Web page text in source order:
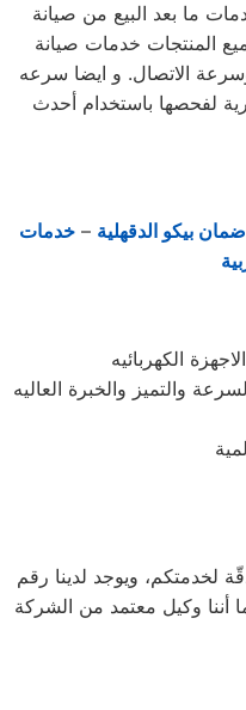
ما بعد البيع من صيانة
– بوتاجاز – ديب فريزر ) وتضمن الشركة كافة منتجاتها بضمان ساري لمدة 5 سنوات علي جميع المنتجات خدمات صيانة
وسرعة الاتصال. و ايضا سرعه
لفحصها باستخدام أحدث
بيكو الدقهلية –خدمات
والتميز والخبرة العاليه
برقيّة ودقّة لخدمتكم، ويوجد لدينا رقم
أننا وكيل معتمد من الشركة